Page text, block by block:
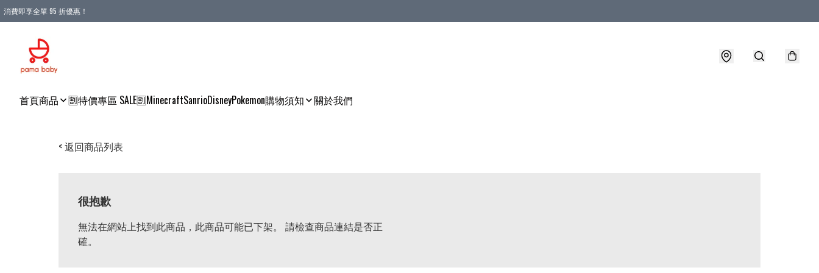
消費即享全單 95 折優惠！
首頁商品 🈹特價專區 SALE🈹MinecraftSanrioDisneyPokemon購物須知 關於我們
< 返回商品列表
很抱歉
無法在網站上找到此商品，此商品可能已下架。 請檢查商品連結是否正
確。